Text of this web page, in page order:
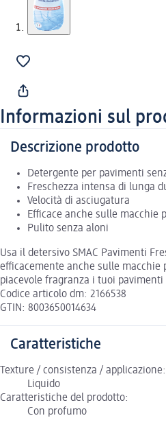
Informazioni sul
Descrizione prodotto
Detergente per pavimenti
Freschezza intensa di lunga
Velocità di asciugatura
Efficace anche sulle macchie
Pulito senza aloni
Usa il detersivo SMAC Pavimenti
efficacemente anche sulle
piacevole fragranza i tuoi
Codice articolo dm: 2166538
GTIN: 8003650014634
Caratteristiche
Texture / consistenza / applicazione:
Liquido
Caratteristiche del prodotto:
Con profumo